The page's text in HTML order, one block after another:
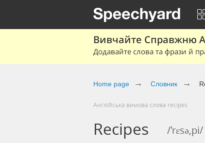
Вивчайте Справжню
Додавайте слова та фрази й
Home page Cловник
Англійська вимова слова recipes
Recipes /'rɛsə,pi/